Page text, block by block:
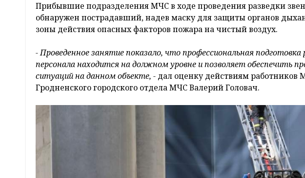
Прибывшие подразделения МЧС в ходе проведения разведки
обнаружен пострадавший, надев маску для защиты органов
зоны действия опасных факторов пожара на чистый воздух.
- Проведенное занятие показало, что профессиональная
персонала находится на должном уровне и позволяет
ситуаций на данном объекте, - дал оценку действиям работников
Гродненского городского отдела МЧС Валерий Головач.